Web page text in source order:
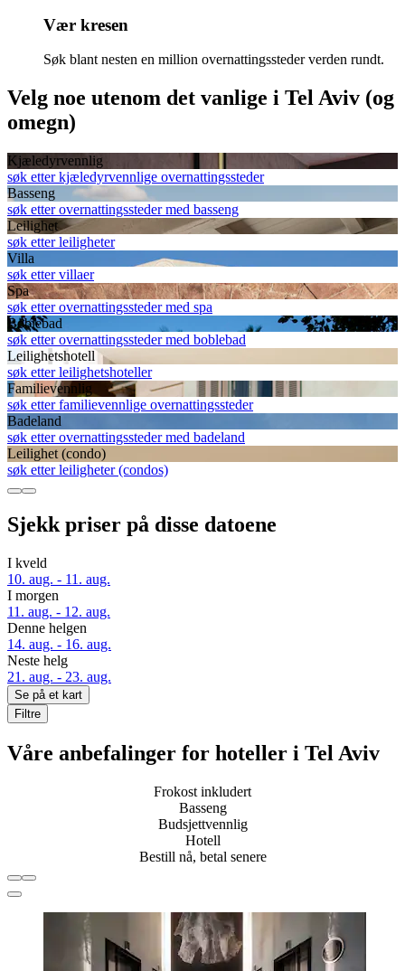
Vær kresen
Søk blant nesten en million overnattingssteder verden rundt.
Velg noe utenom det vanlige i Tel Aviv (og
omegn)
Kjæledyrvennlig
søk etter kjæledyrvennlige overnattingssteder
Basseng
søk etter overnattingssteder med basseng
Leilighet
søk etter leiligheter
Villa
søk etter villaer
Spa
søk etter overnattingssteder med spa
Boblebad
søk etter overnattingssteder med boblebad
Leilighetshotell
søk etter leilighetshoteller
Familievennlig
søk etter familievennlige overnattingssteder
Badeland
søk etter overnattingssteder med badeland
Leilighet (condo)
søk etter leiligheter (condos)
Sjekk priser på disse datoene
I kveld
10. aug. - 11. aug.
I morgen
11. aug. - 12. aug.
Denne helgen
14. aug. - 16. aug.
Neste helg
21. aug. - 23. aug.
Se på et kart
Filtre
Våre anbefalinger for hoteller i Tel Aviv
Frokost inkludert
Basseng
Budsjettvennlig
Hotell
Bestill nå, betal senere